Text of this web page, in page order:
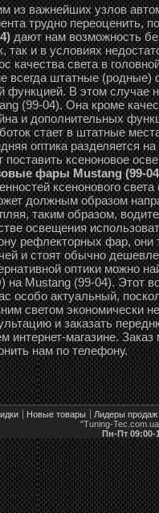
из важнейших узлов
трудно переоценить,
дают нам возможность
так и в условиях
качества света в
всегда штатные
функцией. В этом случае
(99-04). Она кроме
и дополнительных
стает в штатные
оптика разделяется
поставить ксеноновое
фары Mustang (99-
ксенонового
должным образом
таким образом,
освещения
рефлекторных фар, они
и стоят обычно
оптики можно
на Mustang (99-04). Этот
особо актуальный,
светом экономически
и заказать
интернет-магазине.
нам по телефону.
Новые товары
Лидеры продаж
"Tuning-
Пн-Пт 09:00-